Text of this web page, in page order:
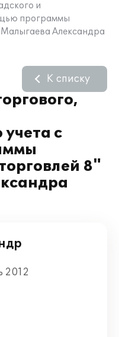
и
программы
Александра
с
8"
К списку
2012